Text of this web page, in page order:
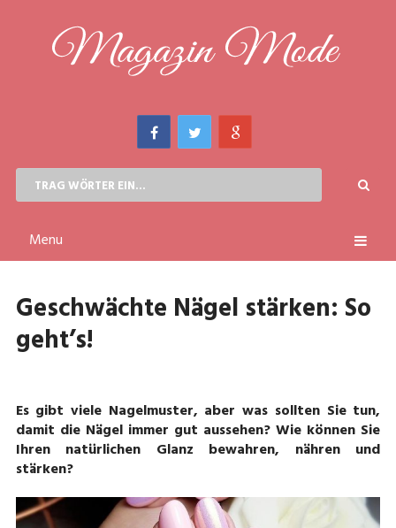
Menu
Geschwächte Nägel stärken: So
geht’s!
Es gibt viele Nagelmuster, aber was sollten Sie tun,
damit die Nägel immer gut aussehen? Wie können Sie
Ihren natürlichen Glanz bewahren, nähren und
stärken?